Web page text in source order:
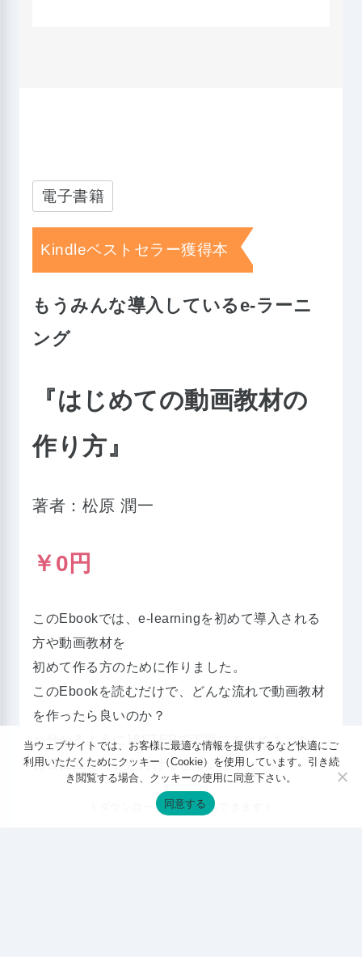
電子書籍
Kindleベストセラー獲得本
もうみんな導入しているe-ラーニ
ング
『はじめての動画教材の
作り方』
著者：松原 潤一
￥0円
このEbookでは、e-learningを初めて導入される
方や動画教材を
初めて作る方のために作りました。
このEbookを読むだけで、どんな流れで動画教材
を作ったら良いのか？
が分かるように16STEPで丁寧にまとめました。
お役に立てていただけると幸いです。
\ ダウンロードは上部からできます /
当ウェブサイトでは、お客様に最適な情報を提供するなど快適にご
利用いただくためにクッキー（Cookie）を使用しています。引き続
き閲覧する場合、クッキーの使用に同意下さい。
同意する